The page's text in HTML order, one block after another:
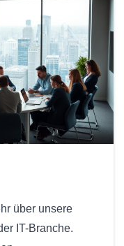
0
über unsere
IT-Branche.